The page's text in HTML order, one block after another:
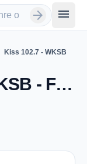
arrow_forward menu
Kiss 102.7 - WKSB
Kiss 102.7 - WKSB - FM 102.7 - Williamsport, PA